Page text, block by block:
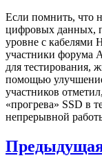
Если помнить, что
цифровых данных,
уровне с кабелями
участники форума
для тестирования,
помощью улучшение
участников
«прогрева» SSD в
непрерывной
Навигация